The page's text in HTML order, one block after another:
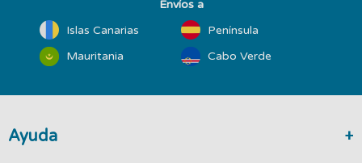
Envíos a
Islas Canarias
Península
Mauritania
Cabo Verde
Ayuda